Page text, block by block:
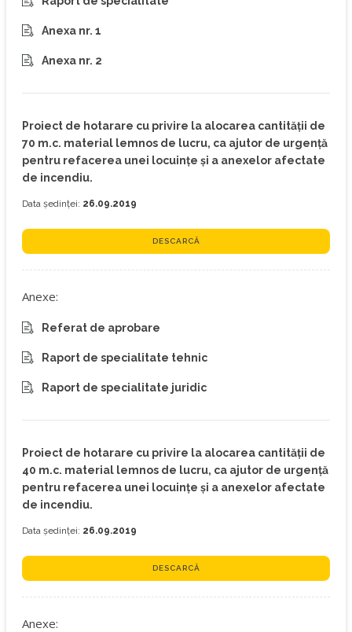
Anexa nr. 1
Anexa nr. 2
Proiect de hotarare cu privire la alocarea cantității de
70 m.c. material lemnos de lucru, ca ajutor de urgență
pentru refacerea unei locuințe și a anexelor afectate
de incendiu.
Data ședinței: 26.09.2019
DESCARCĂ
Anexe:
Referat de aprobare
Raport de specialitate tehnic
Raport de specialitate juridic
Proiect de hotarare cu privire la alocarea cantității de
40 m.c. material lemnos de lucru, ca ajutor de urgență
pentru refacerea unei locuințe și a anexelor afectate
de incendiu.
Data ședinței: 26.09.2019
DESCARCĂ
Anexe: